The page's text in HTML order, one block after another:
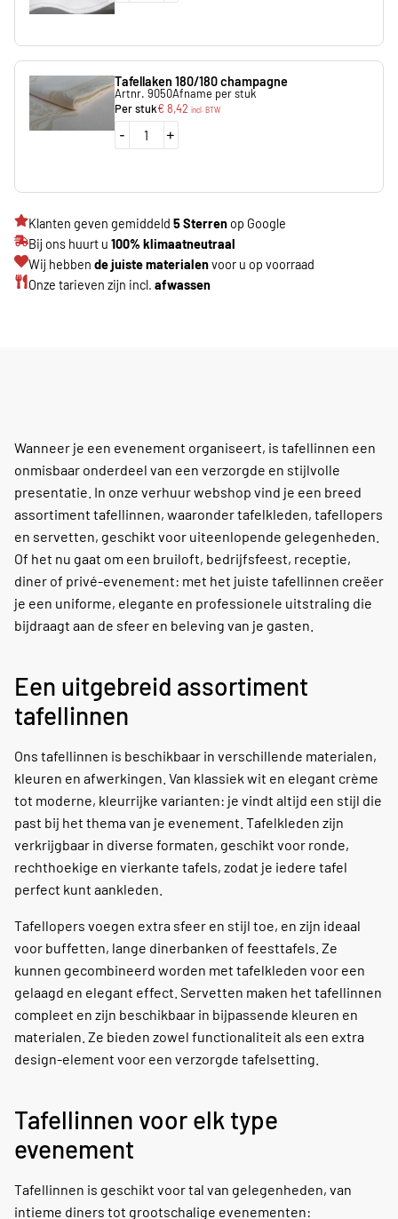
Tafellaken 180/180 champagne
Artnr. 9050Afname per stuk
Per stuk€8,42 incl. BTW
- +
Klanten geven gemiddeld 5 Sterren op Google
Bij ons huurt u 100% klimaatneutraal
Wij hebben de juiste materialenvoor u op voorraad
Onze tarieven zijn incl. afwassen
Wanneer je een evenement organiseert, is tafellinnen een
onmisbaar onderdeel van een verzorgde en stijlvolle
presentatie. In onze verhuur webshop vind je een breed
assortiment tafellinnen, waaronder tafelkleden, tafellopers
en servetten, geschikt voor uiteenlopende gelegenheden.
Of het nu gaat om een bruiloft, bedrijfsfeest, receptie,
diner of privé-evenement: met het juiste tafellinnen creëer
je een uniforme, elegante en professionele uitstraling die
bijdraagt aan de sfeer en beleving van je gasten.
Een uitgebreid assortiment
tafellinnen
Ons tafellinnen is beschikbaar in verschillende materialen,
kleuren en afwerkingen. Van klassiek wit en elegant crème
tot moderne, kleurrijke varianten: je vindt altijd een stijl die
past bij het thema van je evenement. Tafelkleden zijn
verkrijgbaar in diverse formaten, geschikt voor ronde,
rechthoekige en vierkante tafels, zodat je iedere tafel
perfect kunt aankleden.
Tafellopers voegen extra sfeer en stijl toe, en zijn ideaal
voor buffetten, lange dinerbanken of feesttafels. Ze
kunnen gecombineerd worden met tafelkleden voor een
gelaagd en elegant effect. Servetten maken het tafellinnen
compleet en zijn beschikbaar in bijpassende kleuren en
materialen. Ze bieden zowel functionaliteit als een extra
design-element voor een verzorgde tafelsetting.
Tafellinnen voor elk type
evenement
Tafellinnen is geschikt voor tal van gelegenheden, van
intieme diners tot grootschalige evenementen: